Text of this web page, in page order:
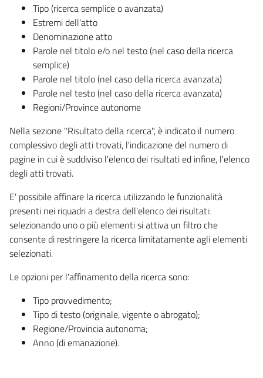
Tipo (ricerca semplice o avanzata)
Estremi dell'atto
Denominazione atto
Parole nel titolo e/o nel testo (nel caso della ricerca
semplice)
Parole nel titolo (nel caso della ricerca avanzata)
Parole nel testo (nel caso della ricerca avanzata)
Regioni/Province autonome
Nella sezione "Risultato della ricerca", è indicato il numero
complessivo degli atti trovati, l'indicazione del numero di
pagine in cui è suddiviso l'elenco dei risultati ed infine, l'elenco
degli atti trovati.
E' possibile affinare la ricerca utilizzando le funzionalità
presenti nei riquadri a destra dell'elenco dei risultati:
selezionando uno o più elementi si attiva un filtro che
consente di restringere la ricerca limitatamente agli elementi
selezionati.
Le opzioni per l'affinamento della ricerca sono:
Tipo provvedimento;
Tipo di testo (originale, vigente o abrogato);
Regione/Provincia autonoma;
Anno (di emanazione).